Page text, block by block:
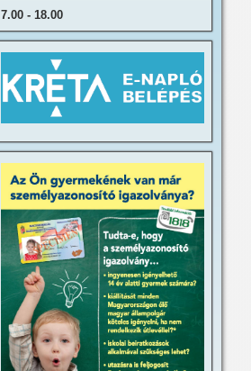
7.00 - 18.00